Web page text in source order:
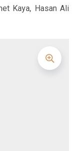
Kaya, Hasan Ali